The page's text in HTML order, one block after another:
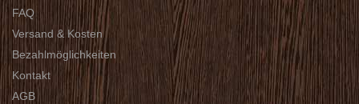
FAQ
Versand & Kosten
Bezahlmöglichkeiten
Kontakt
AGB